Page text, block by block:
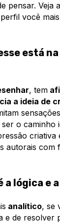
pensar. Veja
você
está
, tem
a ideia de
o caminho
criativa
autorais com
a lógica e
analítico, se
e de resolver